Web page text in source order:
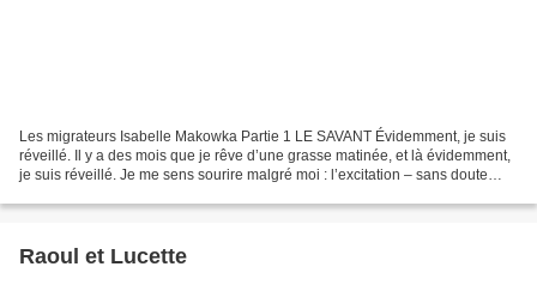
Les migrateurs Isabelle Makowka Partie 1 LE SAVANT Évidemment, je suis
réveillé. Il y a des mois que je rêve d’une grasse matinée, et là évidemment,
je suis réveillé. Je me sens sourire malgré moi : l’excitation – sans doute
Raoul et Lucette